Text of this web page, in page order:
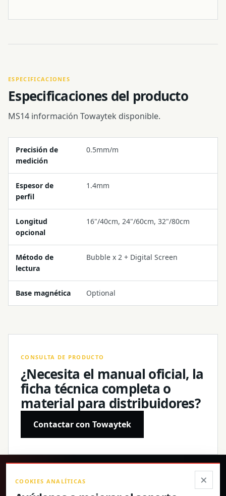
ESPECIFICACIONES
Especificaciones del producto
MS14 información Towaytek disponible.
Precisión de
medición
0.5mm/m
Espesor de
perfil
1.4mm
Longitud
opcional
16"/40cm, 24"/60cm, 32"/80cm
Método de
lectura
Bubble x 2 + Digital Screen
Base magnética Optional
CONSULTA DE PRODUCTO
¿Necesita el manual oficial, la
ficha técnica completa o
material para distribuidores?
Contactar con Towaytek
×
COOKIES ANALÍTICAS